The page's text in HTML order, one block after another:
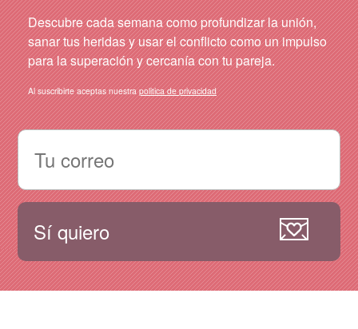
Descubre cada semana como profundizar la unión,
sanar tus heridas y usar el conflicto como un impulso
para la superación y cercanía con tu pareja.
Al suscribirte aceptas nuestrapolitica de privacidad